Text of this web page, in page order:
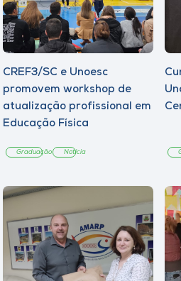
CREF3/SC e Unoesc
promovem workshop de
atualização profissional em
Educação Física
Graduação Notícia